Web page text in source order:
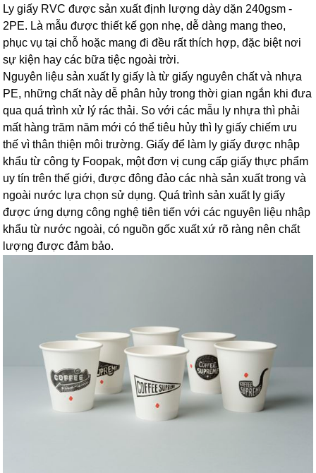
Ly giấy RVC được sản xuất định lượng dày dặn 240gsm -
2PE. Là mẫu được thiết kế gọn nhẹ, dễ dàng mang theo,
phục vụ tại chỗ hoặc mang đi đều rất thích hợp, đặc biệt nơi
sự kiện hay các bữa tiệc ngoài trời.
Nguyên liệu sản xuất ly giấy là từ giấy nguyên chất và nhựa
PE, những chất này dễ phân hủy trong thời gian ngắn khi đưa
qua quá trình xử lý rác thải. So với các mẫu ly nhựa thì phải
mất hàng trăm năm mới có thể tiêu hủy thì ly giấy chiếm ưu
thế vì thân thiện môi trường. Giấy để làm ly giấy được nhập
khẩu từ công ty Foopak, một đơn vị cung cấp giấy thực phẩm
uy tín trên thế giới, được đông đảo các nhà sản xuất trong và
ngoài nước lựa chọn sử dụng.Quá trình sản xuất ly giấy
được ứng dựng công nghệ tiên tiến với các nguyên liệu nhập
khẩu từ nước ngoài, có nguồn gốc xuất xứ rõ ràng nên chất
lượng được đảm bảo.